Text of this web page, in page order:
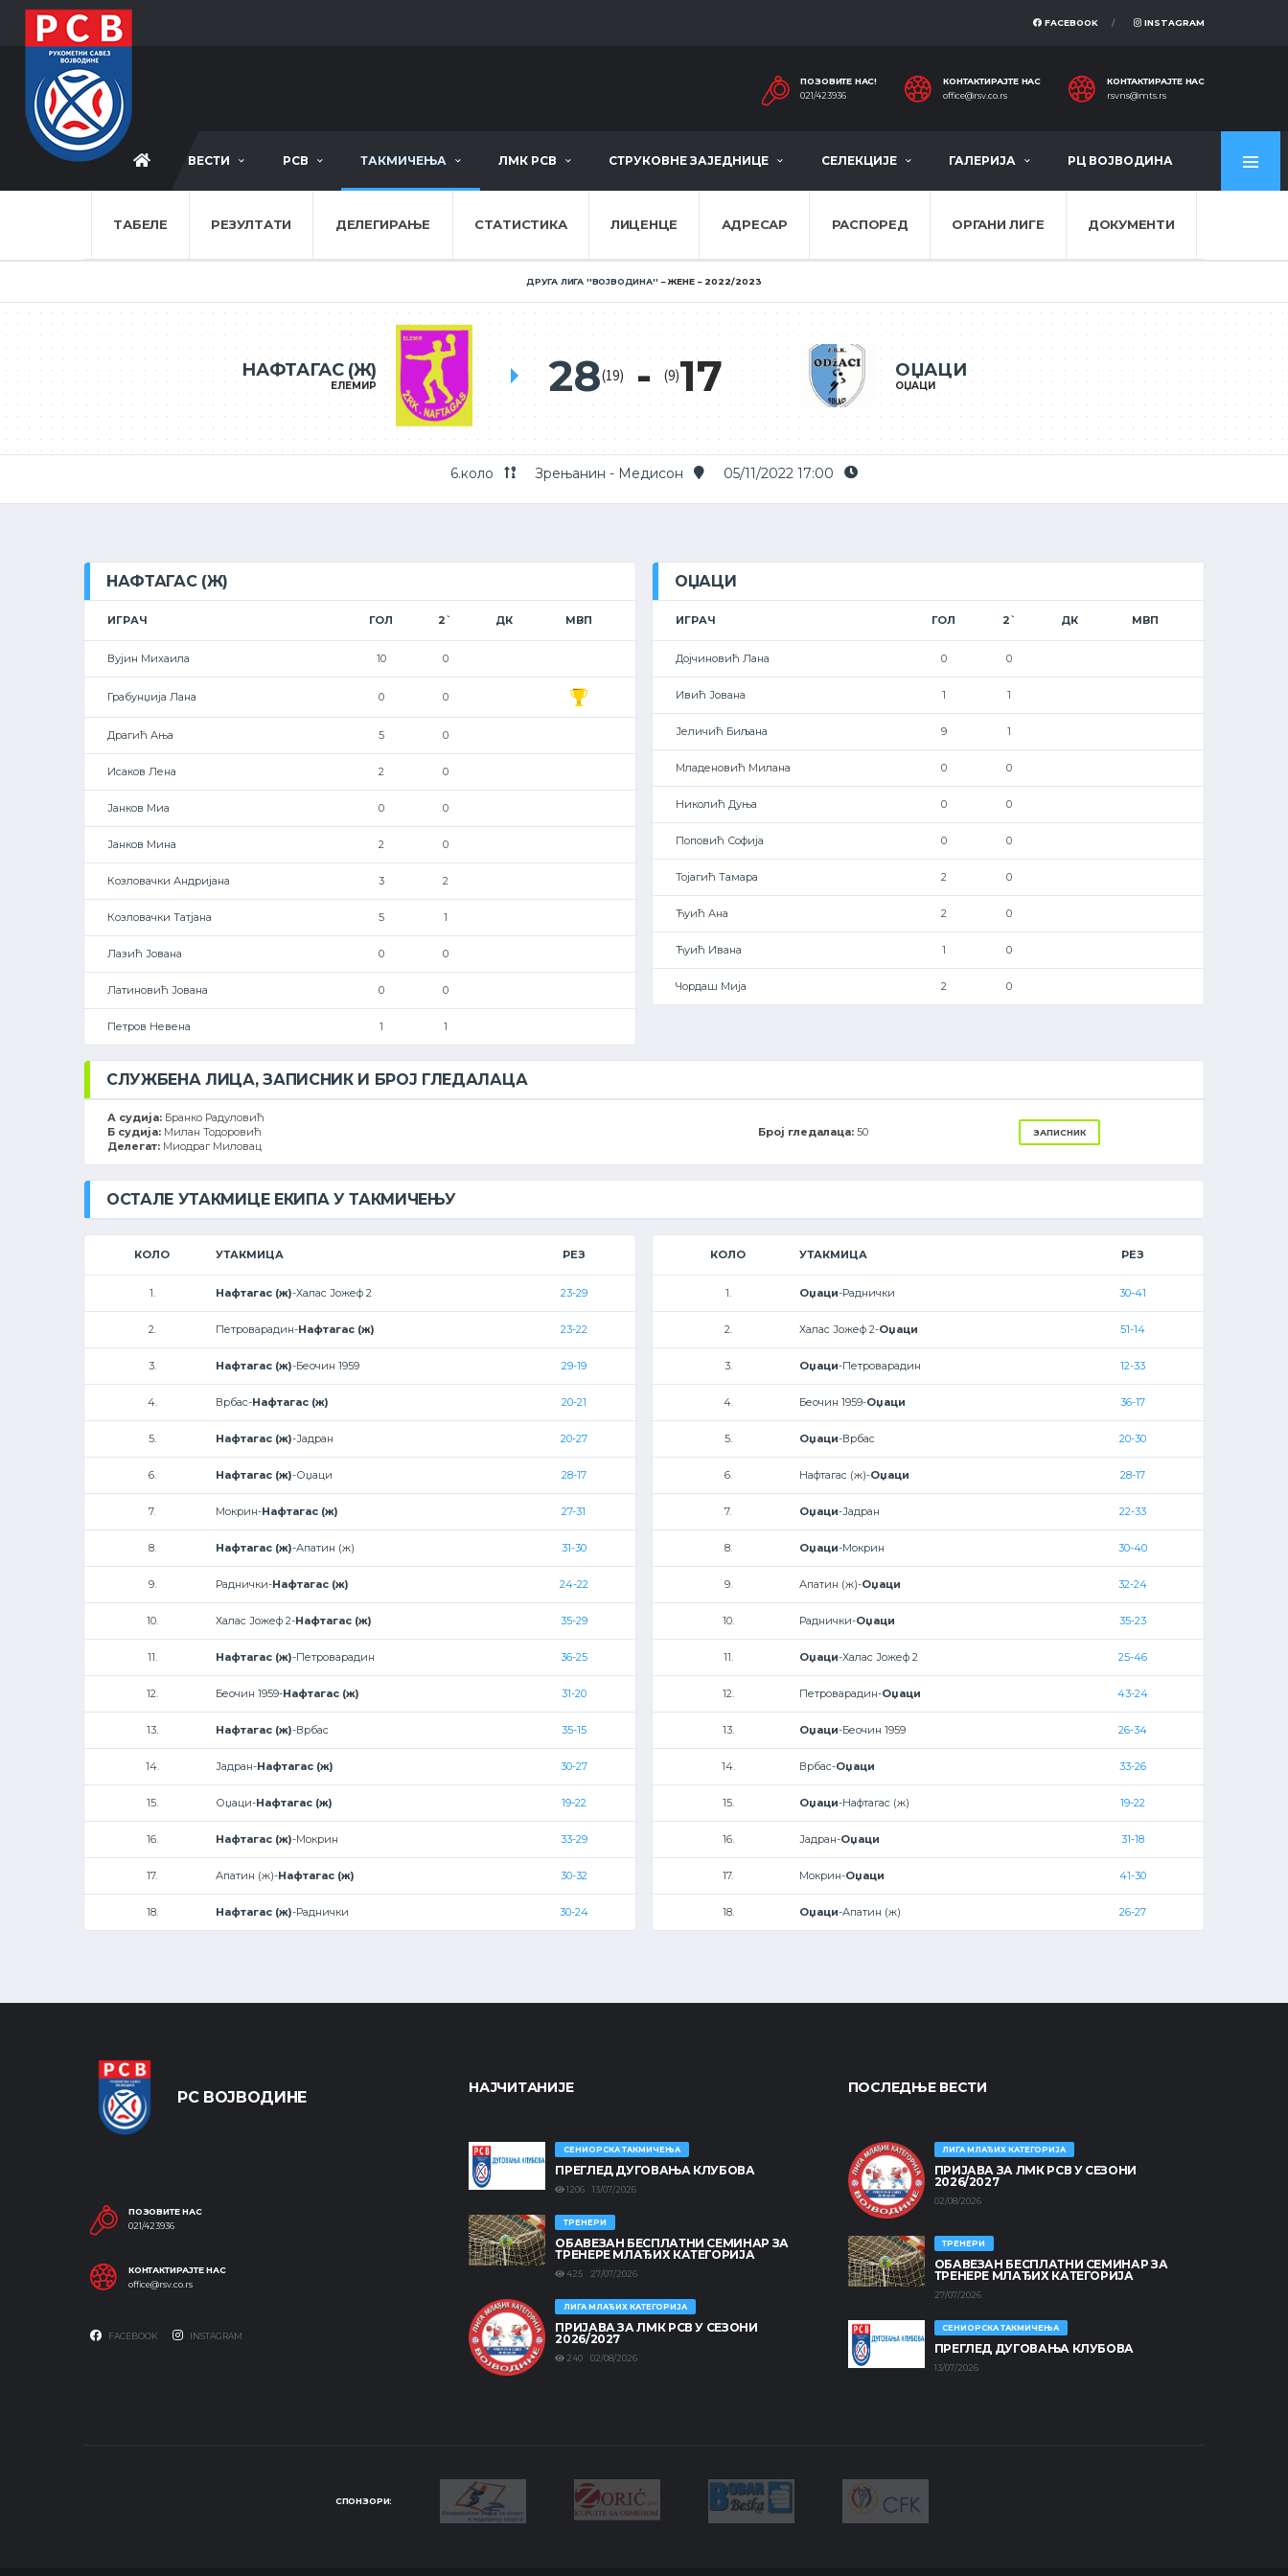
FACEBOOK INSTAGRAM
ПОЗОВИТЕ НАС!
021/423936
КОНТАКТИРАЈТЕ НАС
office@rsv.co.rs
КОНТАКТИРАЈТЕ НАС
rsvns@mts.rs
ВЕСТИ РСВ ТАКМИЧЕЊА ЛМК РСВ СТРУКОВНЕ ЗАЈЕДНИЦЕ СЕЛЕКЦИЈЕ ГАЛЕРИЈА РЦ ВОЈВОДИНА
ТАБЕЛЕ РЕЗУЛТАТИ ДЕЛЕГИРАЊЕ СТАТИСТИКА ЛИЦЕНЦЕ АДРЕСАР РАСПОРЕД ОРГАНИ ЛИГЕ ДОКУМЕНТИ
ДРУГА ЛИГА ''ВОЈВОДИНА'' ЖЕНЕ 2022/2023
НАФТАГАС (Ж)
ЕЛЕМИР 28(19) ОЏАЦИ
ОЏАЦИ
(9)17
6.коло Зрењанин - Медисон 05/11/2022 17:00
НАФТАГАС (Ж)
ИГРАЧ ГОЛ 2` ДК МВП
Вујин Михаила 10 0
Грабунџија Лана 0 0
Драгић Ања 5 0
Исаков Лена 2 0
Јанков Миа 0 0
Јанков Мина 2 0
Козловачки Андријана 3 2
Козловачки Татјана 5 1
Лазић Јована 0 0
Латиновић Јована 0 0
Петров Невена 1 1
ОЏАЦИ
ИГРАЧ ГОЛ 2` ДК МВП
Дојчиновић Лана 0 0
Ивић Јована 1 1
Јеличић Биљана 9 1
Младеновић Милана 0 0
Николић Дуња 0 0
Поповић Софија 0 0
Тојагић Тамара 2 0
Ћуић Ана 2 0
Ћуић Ивана 1 0
Чордаш Мија 2 0
СЛУЖБЕНА ЛИЦА, ЗАПИСНИК И БРОЈ ГЛЕДАЛАЦА
А судија: Бранко Радуловић
Б судија: Милан Тодоровић
Делегат: Миодраг Миловац
Број гледалаца: 50 ЗАПИСНИК
ОСТАЛЕ УТАКМИЦЕ ЕКИПА У ТАКМИЧЕЊУ
КОЛО УТАКМИЦА РЕЗ
1. Нафтагас (ж)-Халас Јожеф 2 23-29
2. Петроварадин-Нафтагас (ж) 23-22
3. Нафтагас (ж)-Беочин 1959 29-19
4. Врбас-Нафтагас (ж) 20-21
5. Нафтагас (ж)-Јадран 20-27
6. Нафтагас (ж)-Оџаци 28-17
7. Мокрин-Нафтагас (ж) 27-31
8. Нафтагас (ж)-Апатин (ж) 31-30
9. Раднички-Нафтагас (ж) 24-22
10. Халас Јожеф 2-Нафтагас (ж) 35-29
11. Нафтагас (ж)-Петроварадин 36-25
12. Беочин 1959-Нафтагас (ж) 31-20
13. Нафтагас (ж)-Врбас 35-15
14. Јадран-Нафтагас (ж) 30-27
15. Оџаци-Нафтагас (ж) 19-22
16. Нафтагас (ж)-Мокрин 33-29
17. Апатин (ж)-Нафтагас (ж) 30-32
18. Нафтагас (ж)-Раднички 30-24
КОЛО УТАКМИЦА РЕЗ
1. Оџаци-Раднички 30-41
2. Халас Јожеф 2-Оџаци 51-14
3. Оџаци-Петроварадин 12-33
4. Беочин 1959-Оџаци 36-17
5. Оџаци-Врбас 20-30
6. Нафтагас (ж)-Оџаци 28-17
7. Оџаци-Јадран 22-33
8. Оџаци-Мокрин 30-40
9. Апатин (ж)-Оџаци 32-24
10. Раднички-Оџаци 35-23
11. Оџаци-Халас Јожеф 2 25-46
12. Петроварадин-Оџаци 43-24
13. Оџаци-Беочин 1959 26-34
14. Врбас-Оџаци 33-26
15. Оџаци-Нафтагас (ж) 19-22
16. Јадран-Оџаци 31-18
17. Мокрин-Оџаци 41-30
18. Оџаци-Апатин (ж) 26-27
РС ВОЈВОДИНЕ
ПОЗОВИТЕ НАС
021/423936
КОНТАКТИРАЈТЕ НАС
office@rsv.co.rs
FACEBOOK INSTAGRAM
НАЈЧИТАНИЈЕ
СЕНИОРСКА ТАКМИЧЕЊА
ПРЕГЛЕД ДУГОВАЊА КЛУБОВА
1206 13/07/2026
ТРЕНЕРИ
ОБАВЕЗАН БЕСПЛАТНИ СЕМИНАР ЗА
ТРЕНЕРЕ МЛАЂИХ КАТЕГОРИЈА
425 27/07/2026
ЛИГА МЛАЂИХ КАТЕГОРИЈА
ПРИЈАВА ЗА ЛМК РСВ У СЕЗОНИ
2026/2027
240 02/08/2026
ПОСЛЕДЊЕ ВЕСТИ
ЛИГА МЛАЂИХ КАТЕГОРИЈА
ПРИЈАВА ЗА ЛМК РСВ У СЕЗОНИ
2026/2027
02/08/2026
ТРЕНЕРИ
ОБАВЕЗАН БЕСПЛАТНИ СЕМИНАР ЗА
ТРЕНЕРЕ МЛАЂИХ КАТЕГОРИЈА
27/07/2026
СЕНИОРСКА ТАКМИЧЕЊА
ПРЕГЛЕД ДУГОВАЊА КЛУБОВА
13/07/2026
СПОНЗОРИ: